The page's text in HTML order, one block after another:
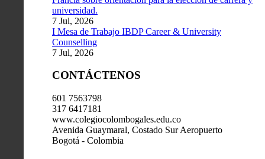
universidad.
7 Jul, 2026
I Mesa de Trabajo IBDP Career & University
Counselling
7 Jul, 2026
CONTÁCTENOS
601 7563798
317 6417181
www.colegiocolombogales.edu.co
Avenida Guaymaral, Costado Sur Aeropuerto
Bogotá - Colombia